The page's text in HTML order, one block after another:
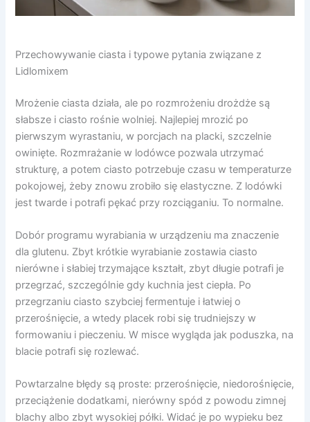
Przechowywanie ciasta i typowe pytania związane z
Lidlomixem
Mrożenie ciasta działa, ale po rozmrożeniu drożdże są
słabsze i ciasto rośnie wolniej. Najlepiej mrozić po
pierwszym wyrastaniu, w porcjach na placki, szczelnie
owinięte. Rozmrażanie w lodówce pozwala utrzymać
strukturę, a potem ciasto potrzebuje czasu w temperaturze
pokojowej, żeby znowu zrobiło się elastyczne. Z lodówki
jest twarde i potrafi pękać przy rozciąganiu. To normalne.
Dobór programu wyrabiania w urządzeniu ma znaczenie
dla glutenu. Zbyt krótkie wyrabianie zostawia ciasto
nierówne i słabiej trzymające kształt, zbyt długie potrafi je
przegrzać, szczególnie gdy kuchnia jest ciepła. Po
przegrzaniu ciasto szybciej fermentuje i łatwiej o
przerośnięcie, a wtedy placek robi się trudniejszy w
formowaniu i pieczeniu. W misce wygląda jak poduszka, na
blacie potrafi się rozlewać.
Powtarzalne błędy są proste: przerośnięcie, niedorośnięcie,
przeciążenie dodatkami, nierówny spód z powodu zimnej
blachy albo zbyt wysokiej półki. Widać je po wypieku bez